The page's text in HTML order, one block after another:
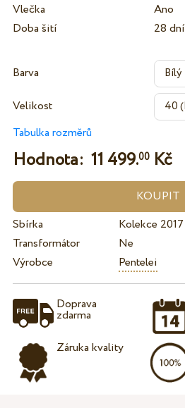
Vlečka
Ano
Doba šití
28 dní
Barva
Velikost
Tabulka rozměrů
Hodnota: 11 499.00Kč
Sbírka
Kolekce 2017
Transformátor
Ne
Výrobce
Pentelei
Doprava
zdarma
Záruka kvality